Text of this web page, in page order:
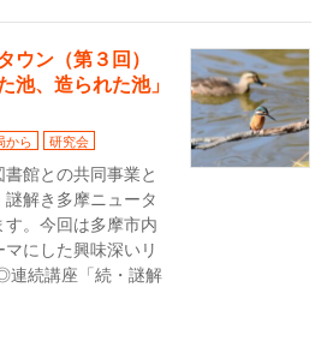
ウン（第３回）
池、造られた池」
から 研究会
館との共同事業と
解き多摩ニュータ
。今回は多摩市内
にした興味深いリ
連続講座「続・謎解